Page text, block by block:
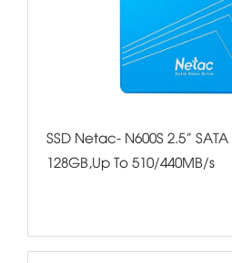
SSD Netac- N600S 2.5”
128GB,Up To 510/440MB/s